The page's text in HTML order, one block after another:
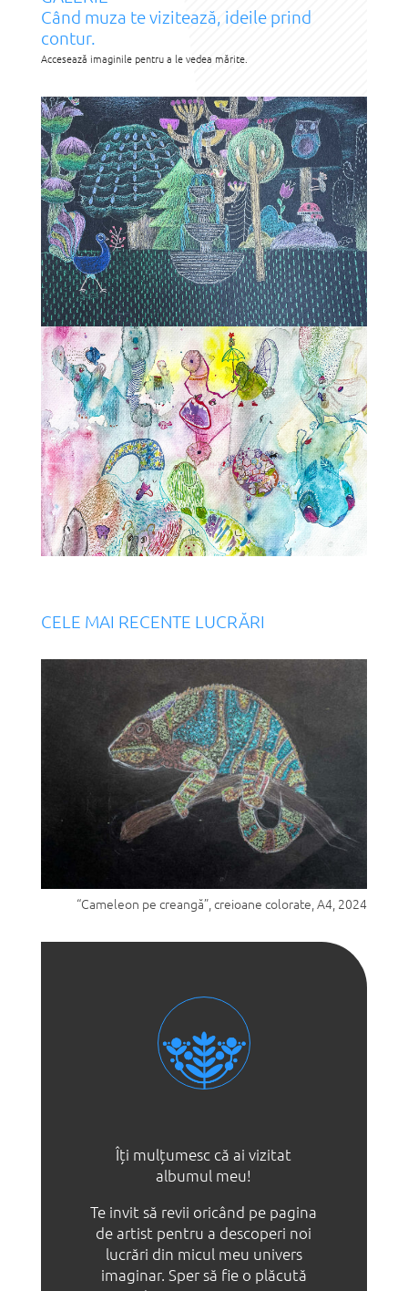
Când muza te vizitează, ideile prind
contur.
Accesează imaginile pentru a le vedea mărite.
CELE MAI RECENTE LUCRĂRI
“Cameleon pe creangă”, creioane colorate, A4, 2024
Îți mulțumesc că ai vizitat
albumul meu!
Te invit să revii oricând pe pagina
de artist pentru a descoperi noi
lucrări din micul meu univers
imaginar. Sper să fie o plăcută